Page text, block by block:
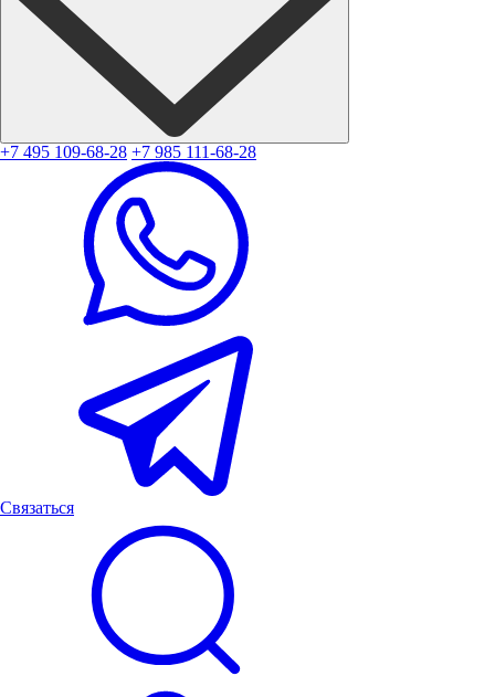
+7 495 109-68-28 +7 985 111-68-28
Связаться